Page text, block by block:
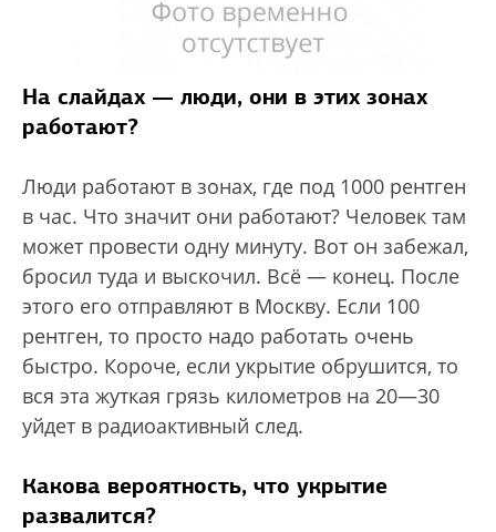
На слайдах — люди, они в этих зонах
работают?
Люди работают в зонах, где под 1000 рентген
в час. Что значит они работают? Человек там
может провести одну минуту. Вот он забежал,
бросил туда и выскочил. Всё — конец. После
этого его отправляют в Москву. Если 100
рентген, то просто надо работать очень
быстро. Короче, если укрытие обрушится, то
вся эта жуткая грязь километров на 20—30
уйдет в радиоактивный след.
Какова вероятность, что укрытие
развалится?